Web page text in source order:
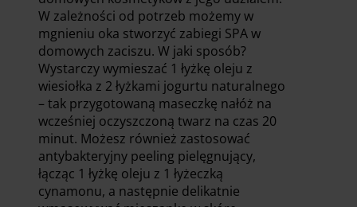
W zależności od potrzeb możemy w
mgnieniu oka stworzyć zabiegi SPA w
domowych zaciszu. W jaki sposób?
Wystarczy wymieszać 1 łyżkę oleju z
wiesiołka z 2 łyżkami jogurtu naturalnego
– tak przygotowaną maseczkę nałóż na
wcześniej oczyszczoną twarz na czas 20
minut. Możesz również zastosować
antybakteryjny peeling pielęgnujący,
łącząc 1 łyżkę oleju z 1 łyżeczką
cynamonu, a następnie delikatnie